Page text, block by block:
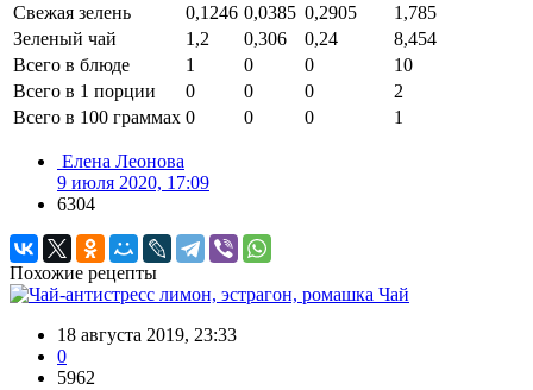
Свежая зелень
0,1246 0,0385 0,2905
1,785
Зеленый чай
1,2 0,306 0,24
8,454
Всего в блюде
1 0 0
10
Всего в 1 порции
0 0 0
2
Всего в 100 граммах 0 0 0 1
Елена Леонова
9 июля 2020, 17:09
6304
Похожие рецепты
Чай
18 августа 2019, 23:33
0
5962